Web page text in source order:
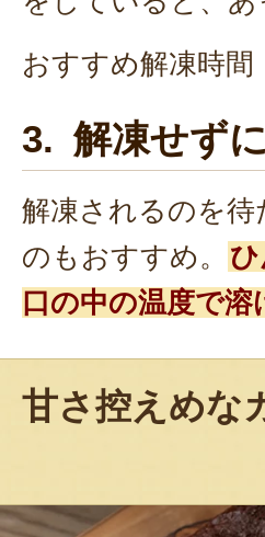
おすすめ解凍時
3. 解凍せず
解凍されるのを
のもおすすめ。
口の中の温度で
甘さ控えめな